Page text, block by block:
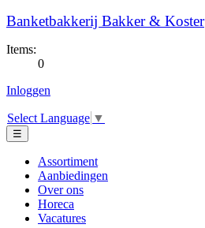
Banketbakkerij Bakker & Koster
Items:
0
Inloggen
Select Language ▼
☰
Assortiment
Aanbiedingen
Over ons
Horeca
Vacatures